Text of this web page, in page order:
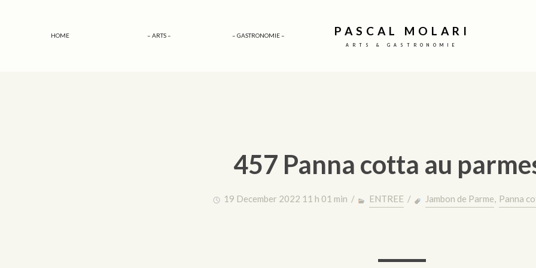
HOME – ARTS – – GASTRONOMIE – PASCAL MOLARI
ARTS & GASTRONOMIE
457 Panna cotta au
19 December 2022 11 h 01 min / ENTREE / Jambon de Parme, Panna